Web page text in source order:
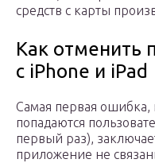
средств с карты
Как отменить
с iPhone и iPad
Самая первая ошибка,
попадаются
первый раз),
приложение не